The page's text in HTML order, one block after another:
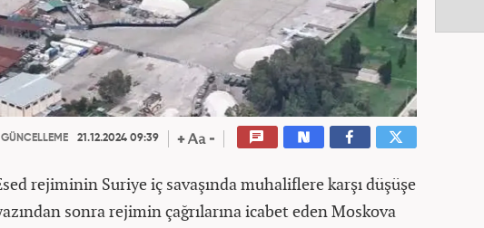
GÜNCELLEME 21.12.2024 09:39
rejiminin Suriye iç savaşında muhaliflere karşı düşüşe
sonra rejimin çağrılarına icabet eden Moskova